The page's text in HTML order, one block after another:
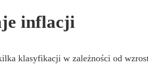
inflacji
klasyfikacji w zależności od